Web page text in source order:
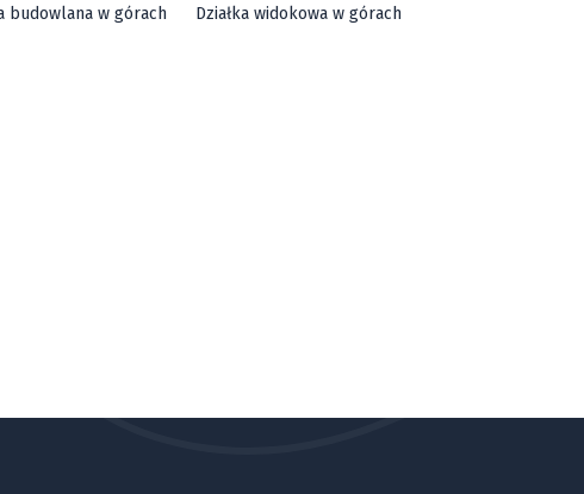
budowlana w górach Działka widokowa w górach